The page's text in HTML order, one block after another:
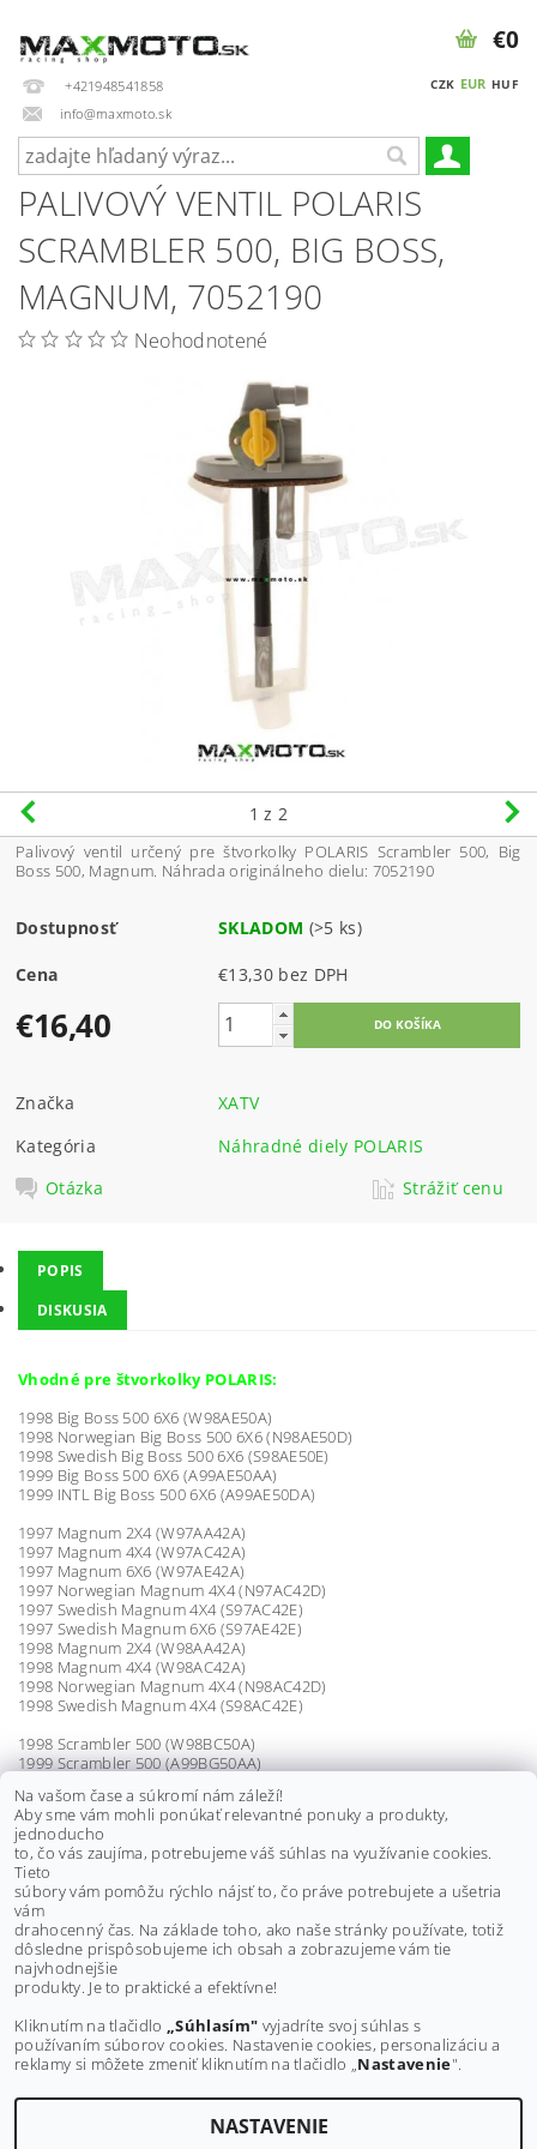
+421948541858
info@maxmoto.sk
CZK EUR HUF
€0
PALIVOVÝ VENTIL POLARIS
SCRAMBLER 500, BIG BOSS,
MAGNUM, 7052190
Neohodnotené
1 z 2
Palivový ventil určený pre štvorkolky POLARIS Scrambler 500, Big
Boss 500, Magnum. Náhrada originálneho dielu: 7052190
Dostupnosť SKLADOM (>5 ks)
Cena €13,30 bez DPH
€16,40
Značka
XATV
Kategória
Náhradné diely POLARIS
Otázka
Strážiť cenu
POPIS
DISKUSIA
Vhodné pre štvorkolky POLARIS:
1998 Big Boss 500 6X6 (W98AE50A)
1998 Norwegian Big Boss 500 6X6 (N98AE50D)
1998 Swedish Big Boss 500 6X6 (S98AE50E)
1999 Big Boss 500 6X6 (A99AE50AA)
1999 INTL Big Boss 500 6X6 (A99AE50DA)
1997 Magnum 2X4 (W97AA42A)
1997 Magnum 4X4 (W97AC42A)
1997 Magnum 6X6 (W97AE42A)
1997 Norwegian Magnum 4X4 (N97AC42D)
1997 Swedish Magnum 4X4 (S97AC42E)
1997 Swedish Magnum 6X6 (S97AE42E)
1998 Magnum 2X4 (W98AA42A)
1998 Magnum 4X4 (W98AC42A)
1998 Norwegian Magnum 4X4 (N98AC42D)
1998 Swedish Magnum 4X4 (S98AC42E)
1998 Scrambler 500 (W98BC50A)
1999 Scrambler 500 (A99BG50AA)
2001 Scrambler 500 2X4 (A01BA50AA)
2001 Scrambler 500 2X4 (A01BA50AB)
2001 Scrambler 500 4X4 (A01BG50AA)
2001 Scrambler 500 4X4 (A01BG50AB)
Výrobca:
Buďte prvý, kto napíše príspevok k tejto položke.
Na vašom čase a súkromí nám záleží!
Aby sme vám mohli ponúkať relevantné ponuky a produkty,
jednoducho
to, čo vás zaujíma, potrebujeme váš súhlas na využívanie cookies.
Tieto
súbory vám pomôžu rýchlo nájsť to, čo práve potrebujete a ušetria
vám
drahocenný čas. Na základe toho, ako naše stránky používate, totiž
dôsledne prispôsobujeme ich obsah a zobrazujeme vám tie
najvhodnejšie
produkty. Je to praktické a efektívne!
Kliknutím na tlačidlo „Súhlasím" vyjadríte svoj súhlas s
používaním súborov cookies. Nastavenie cookies, personalizáciu a
reklamy si môžete zmeniť kliknutím na tlačidlo „Nastavenie".
NASTAVENIE